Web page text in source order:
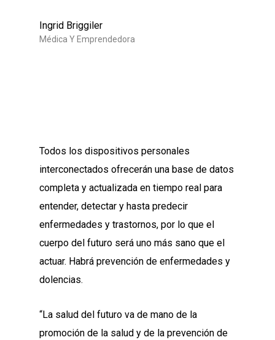
Ingrid Briggiler
Médica Y Emprendedora
Todos los dispositivos personales
interconectados ofrecerán una base de datos
completa y actualizada en tiempo real para
entender, detectar y hasta predecir
enfermedades y trastornos, por lo que el
cuerpo del futuro será uno más sano que el
actuar. Habrá prevención de enfermedades y
dolencias.
“La salud del futuro va de mano de la
promoción de la salud y de la prevención de